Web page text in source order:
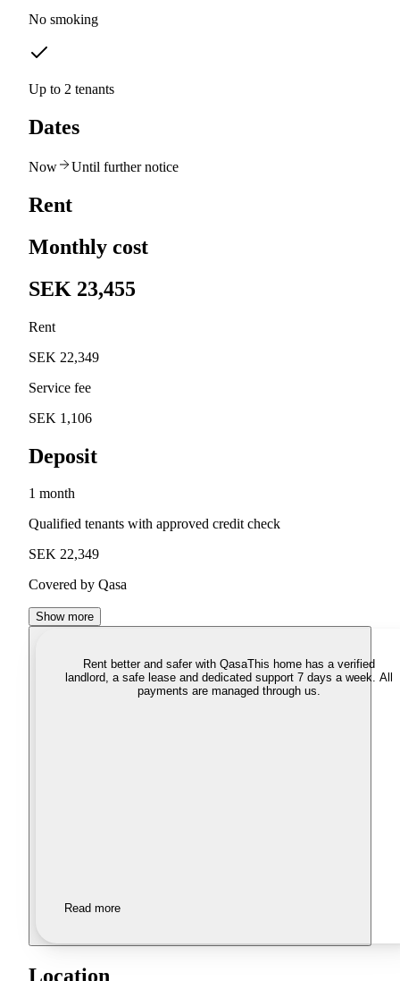
No smoking
Up to 2 tenants
Dates
Now Until further notice
Rent
Monthly cost
SEK 23,455
Rent
SEK 22,349
Service fee
SEK 1,106
Deposit
1 month
Qualified tenants with approved credit check
SEK 22,349
Covered by Qasa
Show more
Rent better and safer with QasaThis home has a verified
landlord, a safe lease and dedicated support 7 days a week. All
payments are managed through us.
Read more
Location